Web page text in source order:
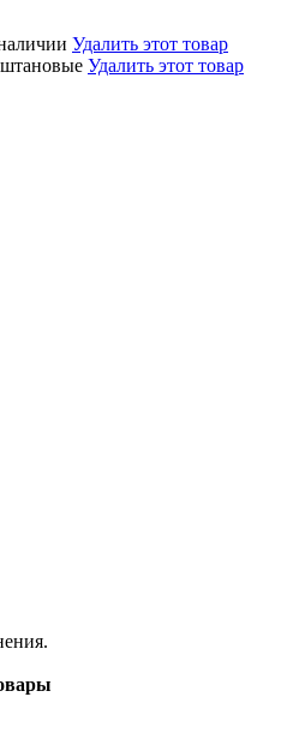
Удалить этот товар
Удалить этот товар